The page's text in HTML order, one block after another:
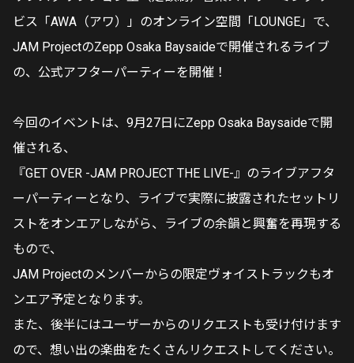
ビス「AWA（アワ）」のオンライン空間「LOUNGE」で、
JAM ProjectのZepp Osaka Baysaideで開催されるライブ
の、公式アフターパーティーを開催！
今回のイベントは、9月27日にZepp Osaka Baysaideで開
催される、
『GET OVER -JAM PROJECT THE LIVE-』のライブアフタ
ーパーティーとなり、ライブで実際に披露されたセットリ
ストをオンエアしながら、ライブの余韻と興奮を再現する
もので、
JAM Projectのメンバーからの限定ヴォイストラックもオ
ンエア予定となります。
また、後半にはユーザーからのリクエストも受け付けます
ので、想い出の楽曲をたくさんリクエストしてください。